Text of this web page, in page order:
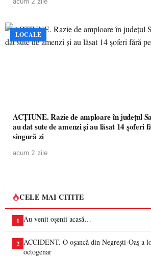
LOCALE
ACȚIUNE. Razie de amploare în județul
au dat sute de amenzi și au lăsat 14 șoferi
singură zi
acum 2 zile
CELE MAI CITITE
1 Au venit oșenii acasă…
2 ACCIDENT. O oșancă din Negrești-Oaș a
octogenar